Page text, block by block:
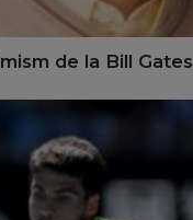
de la Bill Gates